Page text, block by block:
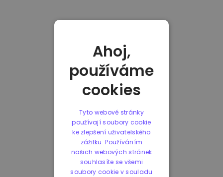
Ahoj,
používáme
cookies
Tyto webové stránky
používají soubory cookie
ke zlepšení uživatelského
zážitku. Používáním
našich webových stránek
souhlasíte se všemi
soubory cookie v souladu